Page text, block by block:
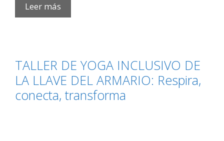
Leer más
MINI
Visibilidad,
Identidad
y
TALLER DE YOGA INCLUSIVO DE
LA LLAVE DEL ARMARIO: Respira,
conecta, transforma